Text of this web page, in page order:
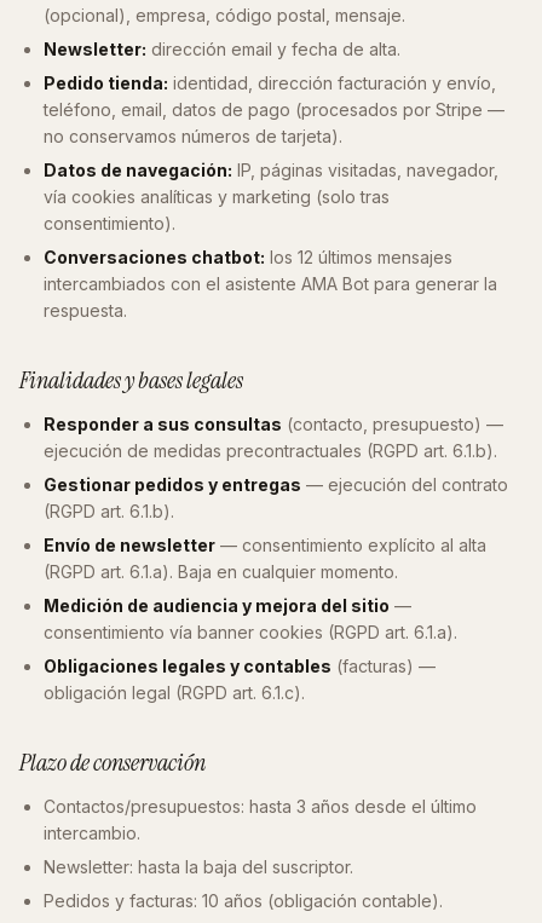
(opcional), empresa, código postal, mensaje.
Newsletter: dirección email y fecha de alta.
Pedido tienda: identidad, dirección facturación y envío,
teléfono, email, datos de pago (procesados por Stripe —
no conservamos números de tarjeta).
Datos de navegación: IP, páginas visitadas, navegador,
vía cookies analíticas y marketing (solo tras
consentimiento).
Conversaciones chatbot: los 12 últimos mensajes
intercambiados con el asistente AMA Bot para generar la
respuesta.
Finalidades y bases legales
Responder a sus consultas (contacto, presupuesto) —
ejecución de medidas precontractuales (RGPD art. 6.1.b).
Gestionar pedidos y entregas — ejecución del contrato
(RGPD art. 6.1.b).
Envío de newsletter — consentimiento explícito al alta
(RGPD art. 6.1.a). Baja en cualquier momento.
Medición de audiencia y mejora del sitio —
consentimiento vía banner cookies (RGPD art. 6.1.a).
Obligaciones legales y contables (facturas) —
obligación legal (RGPD art. 6.1.c).
Plazo de conservación
Contactos/presupuestos: hasta 3 años desde el último
intercambio.
Newsletter: hasta la baja del suscriptor.
Pedidos y facturas: 10 años (obligación contable).